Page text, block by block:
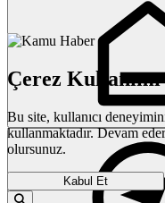
Çerez Kullanımı
Bu site, kullanıcı
kullanmaktadır. Devam
olursunuz.
Kabul Et